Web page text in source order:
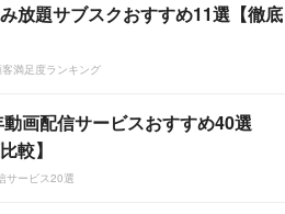
放題サブスクおすすめ11選【徹底
満足度ランキング
画配信サービスおすすめ40選
較】
サービス20選